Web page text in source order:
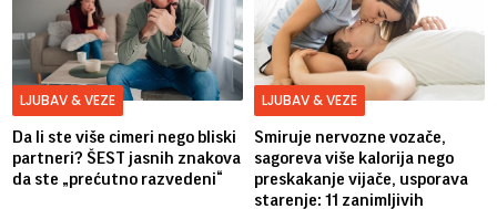
LJUBAV & VEZE
Da li ste više cimeri nego bliski
partneri? ŠEST jasnih znakova
da ste „prećutno razvedeni“
LJUBAV & VEZE
Smiruje nervozne vozače,
sagoreva više kalorija nego
preskakanje vijače, usporava
starenje: 11 zanimljivih